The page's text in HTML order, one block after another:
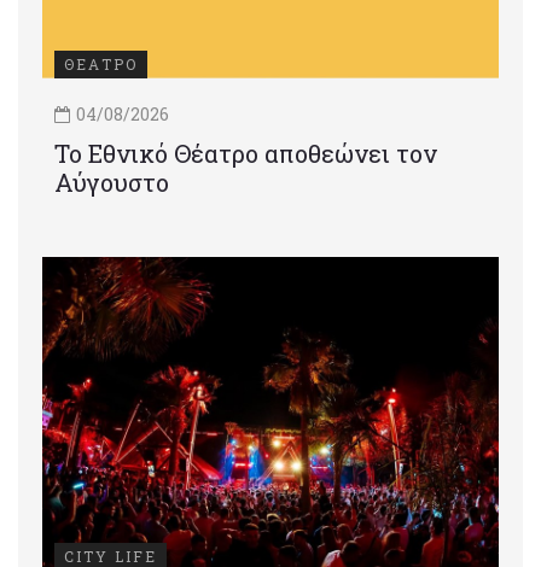
ΘΕΑΤΡΟ
04/08/2026
Το Εθνικό Θέατρο αποθεώνει τον
Αύγουστο
CITY LIFE